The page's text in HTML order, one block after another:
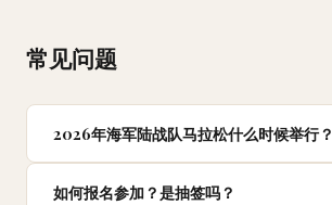
常见问题
2026年海军陆战队马拉松什么时候举行？
如何报名参加？是抽签吗？